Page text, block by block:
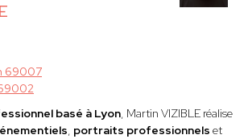
69007
basé à Lyon, Martin VIZIBLE réalise
, portraits professionnels et